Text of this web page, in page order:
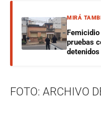
MIRÁ
pruebas
detenidos
FOTO: ARCHIVO